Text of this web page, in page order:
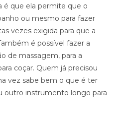
é que ela permite que o
ou mesmo para fazer
vezes exigida para que a
é possível fazer a
de massagem, para a
coçar. Quem já precisou
vez sabe bem o que é ter
outro instrumento longo para